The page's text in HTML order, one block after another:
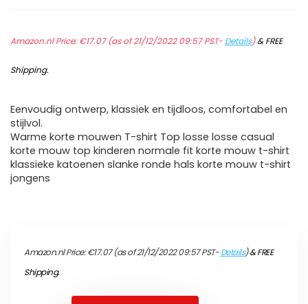
Amazon.nl Price:€17.07(as of 21/12/2022 09:57 PST- Details)&FREE
Shipping.
Eenvoudig ontwerp, klassiek en tijdloos, comfortabel en
stijlvol.
Warme korte mouwen T-shirt Top losse losse casual
korte mouw top kinderen normale fit korte mouw t-shirt
klassieke katoenen slanke ronde hals korte mouw t-shirt
jongens
Amazon.nl Price:€17.07(as of 21/12/2022 09:57 PST-Details)&FREE
Shipping.